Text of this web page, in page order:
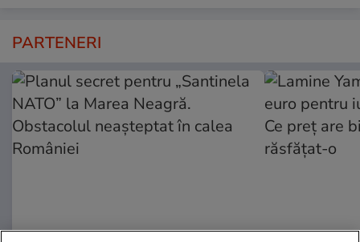
PARTENERI